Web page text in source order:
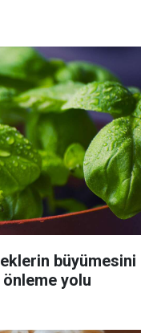
büyümesini
yolu